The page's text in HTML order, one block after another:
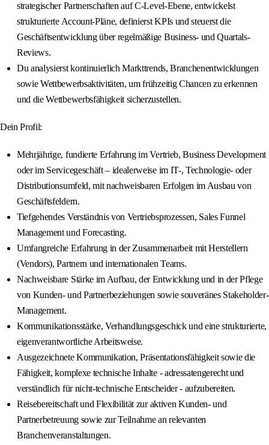
strategischer Partnerschaften auf C-Level-Ebene, entwickelst
strukturierte Account-Pläne, definierst KPIs und steuerst die
Geschäftsentwicklung über regelmäßige Business- und Quartals-
Reviews.
Du analysierst kontinuierlich Markttrends, Branchenentwicklungen
sowie Wettbewerbsaktivitäten, um frühzeitig Chancen zu erkennen
und die Wettbewerbsfähigkeit sicherzustellen.
Dein Profil:
Mehrjährige, fundierte Erfahrung im Vertrieb, Business Development
oder im Servicegeschäft – idealerweise im IT-, Technologie- oder
Distributionsumfeld, mit nachweisbaren Erfolgen im Ausbau von
Geschäftsfeldern.
Tiefgehendes Verständnis von Vertriebsprozessen, Sales Funnel
Management und Forecasting.
Umfangreiche Erfahrung in der Zusammenarbeit mit Herstellern
(Vendors), Partnern und internationalen Teams.
Nachweisbare Stärke im Aufbau, der Entwicklung und in der Pflege
von Kunden- und Partnerbeziehungen sowie souveränes Stakeholder-
Management.
Kommunikationsstärke, Verhandlungsgeschick und eine strukturierte,
eigenverantwortliche Arbeitsweise.
Ausgezeichnete Kommunikation, Präsentationsfähigkeit sowie die
Fähigkeit, komplexe technische Inhalte - adressatengerecht und
verständlich für nicht-technische Entscheider - aufzubereiten.
Reisebereitschaft und Flexibilität zur aktiven Kunden- und
Partnerbetreuung sowie zur Teilnahme an relevanten
Branchenveranstaltungen.